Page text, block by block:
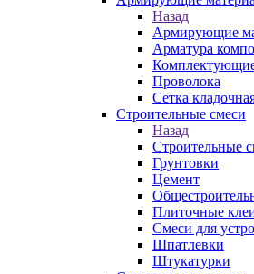
Назад
Армирующие
Арматура
Проволока
Сетка
Строительные смеси
Назад
Строительные
Грунтовки
Цемент
Плиточные
Смеси для
Шпатлевки
Штукатурки